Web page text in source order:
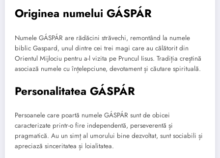
Originea numelui GÁSPÁR
Numele GÁSPÁR are rădăcini străvechi, remontând la numele
biblic Gaspard, unul dintre cei trei magi care au călătorit din
Orientul Mijlociu pentru a-l vizita pe Pruncul Iisus. Tradiția creștină
asociază numele cu înțelepciune, devotament și căutare spirituală.
Personalitatea GÁSPÁR
Persoanele care poartă numele GÁSPÁR sunt de obicei
caracterizate printr-o fire independentă, perseverentă și
pragmatică. Au un simț al umorului bine dezvoltat, sunt sociabili și
apreciază sinceritatea și loialitatea.